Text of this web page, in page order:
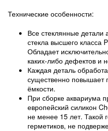
Технические особенности:
Все стеклянные
стекла высшего
Обладает
каких-либо дефектов и
Каждая деталь
существенно повышает
ёмкости.
При сборке аквариума
европейский силикон
не менее 15 лет. Такой
герметиков, не